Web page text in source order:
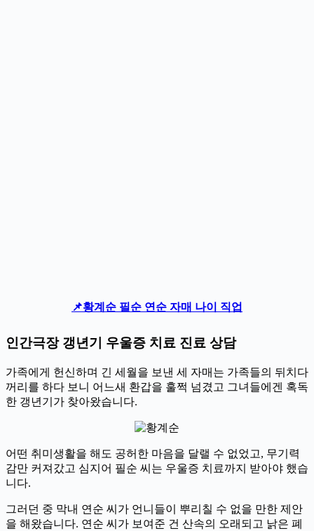
📌황계순 필순 연순 자매 나이 직업
인간극장 갱년기 우울증 치료 진료 상담
가족에게 헌신하며 긴 세월을 보낸 세 자매는 가족들의 뒤치다
꺼리를 하다 보니 어느새 환갑을 훌쩍 넘겼고 그녀들에겐 혹독
한 갱년기가 찾아왔습니다.
어떤 취미생활을 해도 공허한 마음을 달랠 수 없었고, 무기력
감만 커져갔고 심지어 필순 씨는 우울증 치료까지 받아야 했습
니다.
그러던 중 막내 연순 씨가 언니들이 뿌리칠 수 없을 만한 제안
을 해왔습니다. 연순 씨가 보여준 건 산속의 오래되고 낡은 폐